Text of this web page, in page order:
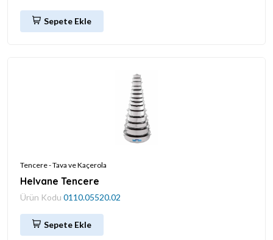
Sepete Ekle
Tencere - Tava ve Kaçerola
Helvane Tencere
Ürün Kodu 0110.05520.02
Sepete Ekle